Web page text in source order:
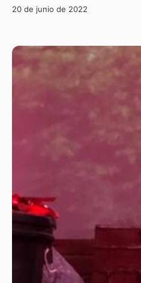
20 de junio de 2022